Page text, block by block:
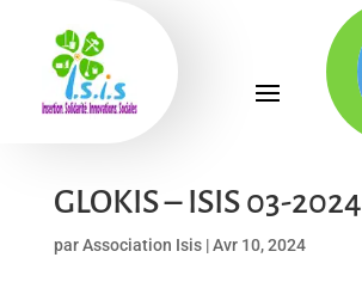
GLOKIS – ISIS 03-2024
parAssociation Isis|Avr 10, 2024